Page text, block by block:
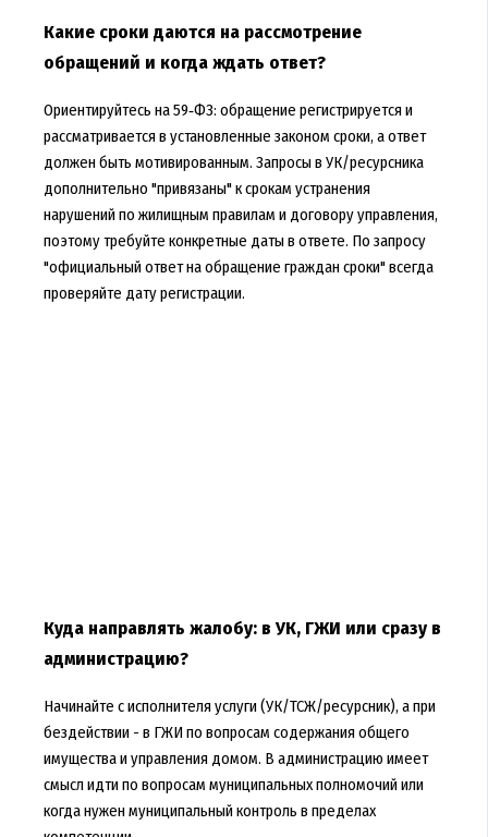
Какие сроки даются на рассмотрение
обращений и когда ждать ответ?
Ориентируйтесь на 59‑ФЗ: обращение регистрируется и
рассматривается в установленные законом сроки, а ответ
должен быть мотивированным. Запросы в УК/ресурсника
дополнительно "привязаны" к срокам устранения
нарушений по жилищным правилам и договору управления,
поэтому требуйте конкретные даты в ответе. По запросу
"официальный ответ на обращение граждан сроки" всегда
проверяйте дату регистрации.
Куда направлять жалобу: в УК, ГЖИ или сразу в
администрацию?
Начинайте с исполнителя услуги (УК/ТСЖ/ресурсник), а при
бездействии - в ГЖИ по вопросам содержания общего
имущества и управления домом. В администрацию имеет
смысл идти по вопросам муниципальных полномочий или
когда нужен муниципальный контроль в пределах